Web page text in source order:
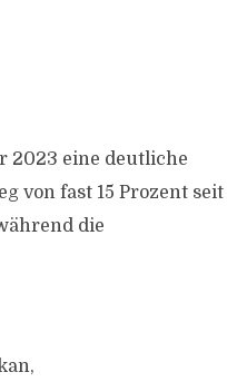
2023 eine deutliche
von fast 15 Prozent seit
die